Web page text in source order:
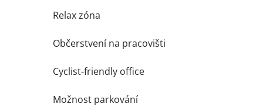
Relax zóna
Občerstvení na pracovišti
Cyclist-friendly office
Možnost parkování